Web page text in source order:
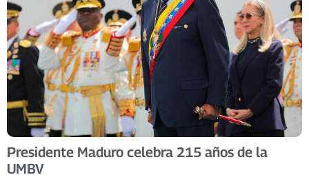
Presidente Maduro celebra 215 años de la
UMBV